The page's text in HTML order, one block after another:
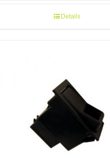
Details